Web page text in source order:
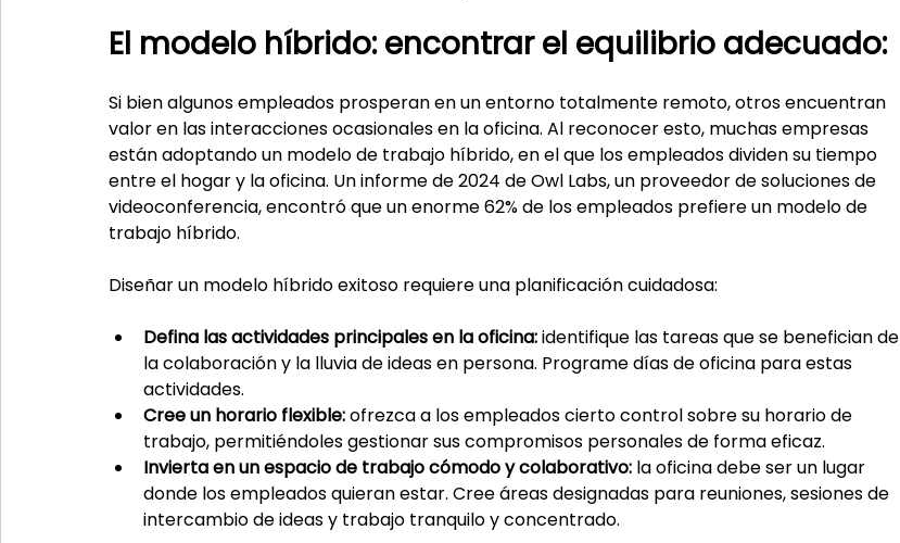
El modelo híbrido: encontrar el equilibrio adecuado:
Si bien algunos empleados prosperan en un entorno totalmente remoto, otros encuentran
valor en las interacciones ocasionales en la oficina. Al reconocer esto, muchas empresas
están adoptando un modelo de trabajo híbrido, en el que los empleados dividen su tiempo
entre el hogar y la oficina. Un informe de 2024 de Owl Labs, un proveedor de soluciones de
videoconferencia, encontró que un enorme 62% de los empleados prefiere un modelo de
trabajo híbrido.
Diseñar un modelo híbrido exitoso requiere una planificación cuidadosa:
Defina las actividades principales en la oficina: identifique las tareas que se benefician de
la colaboración y la lluvia de ideas en persona. Programe días de oficina para estas
actividades.
Cree un horario flexible: ofrezca a los empleados cierto control sobre su horario de
trabajo, permitiéndoles gestionar sus compromisos personales de forma eficaz.
Invierta en un espacio de trabajo cómodo y colaborativo: la oficina debe ser un lugar
donde los empleados quieran estar. Cree áreas designadas para reuniones, sesiones de
intercambio de ideas y trabajo tranquilo y concentrado.